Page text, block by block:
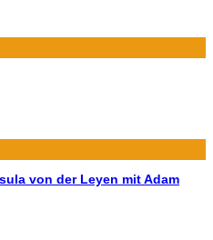
von der Leyen mit Adam